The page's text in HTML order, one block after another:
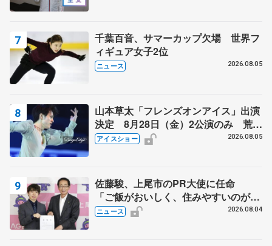
千葉百音、サマーカップ欠場 世界フ
ィギュア女子2位
ニュース 2026.08.05
山本草太「フレンズオンアイス」出演
決定 8月28日（金）2公演のみ 荒川
静香さんプロデュース、20周年のアイ
アイスショー 2026.08.05
佐藤駿、上尾市のPR大使に任命
「ご飯がおいしく、住みやすいのが魅
力」
ニュース 2026.08.04